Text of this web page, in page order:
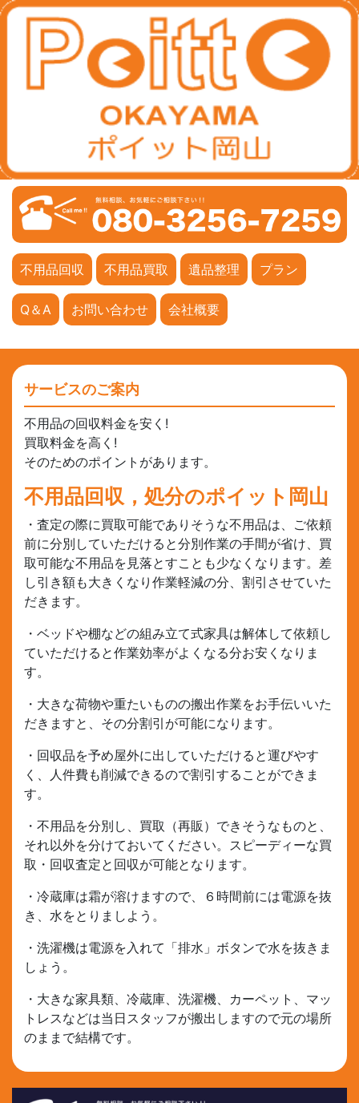
不用品回収 不用品買取 遺品整理 プラン
Q＆A お問い合わせ 会社概要
サービスのご案内
不用品の回収料金を安く!
買取料金を高く!
そのためのポイントがあります。
不用品回収，処分のポイット岡山
・査定の際に買取可能でありそうな不用品は、ご依頼
前に分別していただけると分別作業の手間が省け、買
取可能な不用品を見落とすことも少なくなります。差
し引き額も大きくなり作業軽減の分、割引させていた
だきます。
・ベッドや棚などの組み立て式家具は解体して依頼し
ていただけると作業効率がよくなる分お安くなりま
す。
・大きな荷物や重たいものの搬出作業をお手伝いいた
だきますと、その分割引が可能になります。
・回収品を予め屋外に出していただけると運びやす
く、人件費も削減できるので割引することができま
す。
・不用品を分別し、買取（再販）できそうなものと、
それ以外を分けておいてください。スピーディーな買
取・回収査定と回収が可能となります。
・冷蔵庫は霜が溶けますので、６時間前には電源を抜
き、水をとりましよう。
・洗濯機は電源を入れて「排水」ボタンで水を抜きま
しょう。
・大きな家具類、冷蔵庫、洗濯機、カーペット、マッ
トレスなどは当日スタッフが搬出しますので元の場所
のままで結構です。